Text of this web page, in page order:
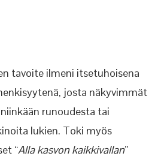
tavoite ilmeni itsetuhoisena
josta näkyvimmät
runoudesta tai
lukien. Toki myös
“Alla kasvon kaikkivallan”